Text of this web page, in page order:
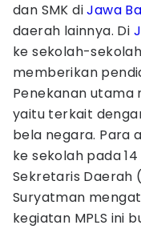
dan SMK diJawa
daerah lainnya. Di
ke sekolah-
memberikan
Penekanan
yaitu terkait
bela negara. Para
ke sekolah pada 14
Sekretaris Daerah
Suryatman
kegiatan MPLS ini